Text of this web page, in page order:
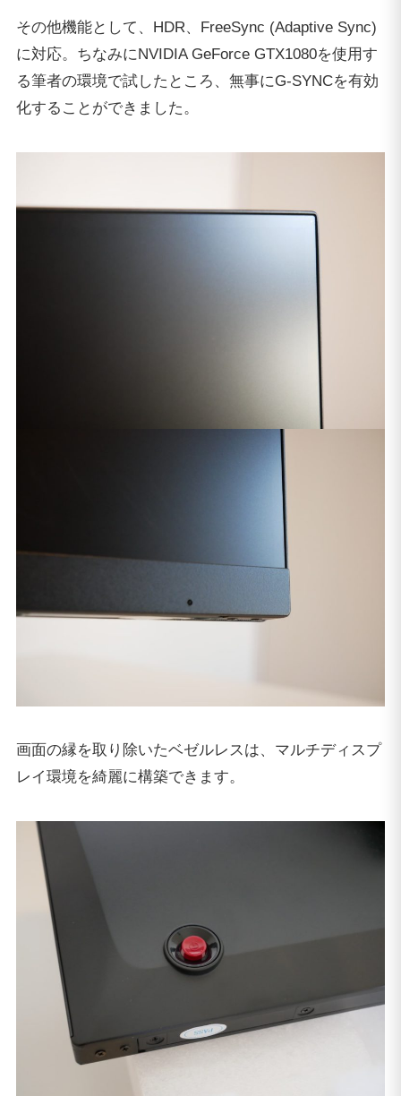
その他機能として、HDR、FreeSync (Adaptive Sync)
に対応。ちなみにNVIDIA GeForce GTX1080を使用す
る筆者の環境で試したところ、無事にG-SYNCを有効
化することができました。
画面の縁を取り除いたベゼルレスは、マルチディスプ
レイ環境を綺麗に構築できます。